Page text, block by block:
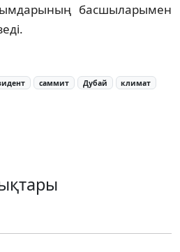
басшыларымен
саммит Дубай климат